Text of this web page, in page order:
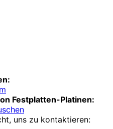
Festplatten-Platinen:
uns zu kontaktieren: